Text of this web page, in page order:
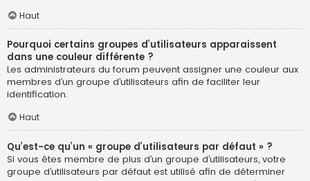
Haut
Pourquoi certains groupes d’utilisateurs apparaissent
dans une couleur différente ?
Les administrateurs du forum peuvent assigner une couleur aux
membres d’un groupe d’utilisateurs afin de faciliter leur
identification.
Haut
Qu’est-ce qu’un « groupe d’utilisateurs par défaut » ?
Si vous êtes membre de plus d’un groupe d’utilisateurs, votre
groupe d’utilisateurs par défaut est utilisé afin de déterminer